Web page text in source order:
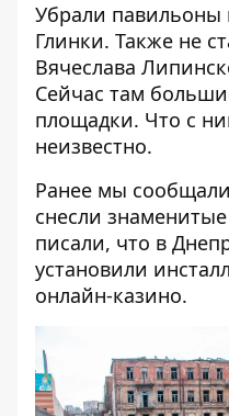
Убрали павильоны
Глинки. Также не
Вячеслава
Сейчас там
площадки. Что с
неизвестно.
Ранее мы
снесли
писали, что в
установили
онлайн-казино.